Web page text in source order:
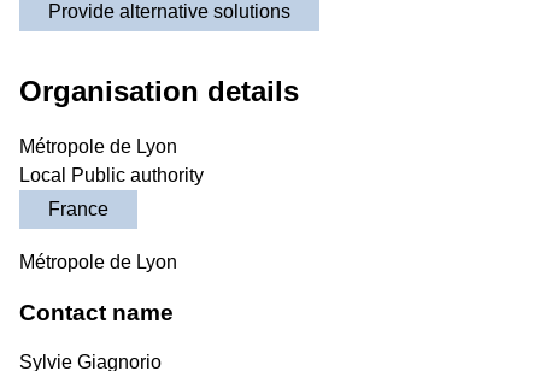
Provide alternative solutions
Organisation details
Métropole de Lyon
Local Public authority
France
Métropole de Lyon
Contact name
Sylvie Giagnorio